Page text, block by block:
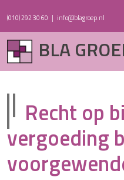
(010) 292 30 60 | info@blagroep.nl
BLA
Recht op
vergoeding